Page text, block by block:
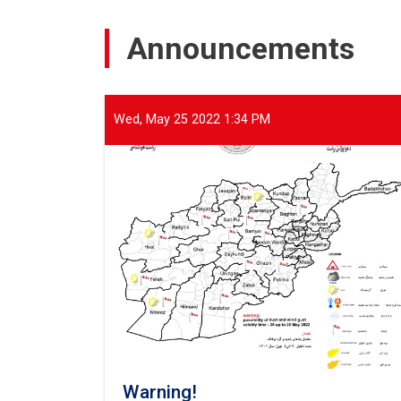
meeting
with
of
international
domestic
to
assist
flood
victims
Announcements
Wed, May 25 2022 1:34 PM
Warning!